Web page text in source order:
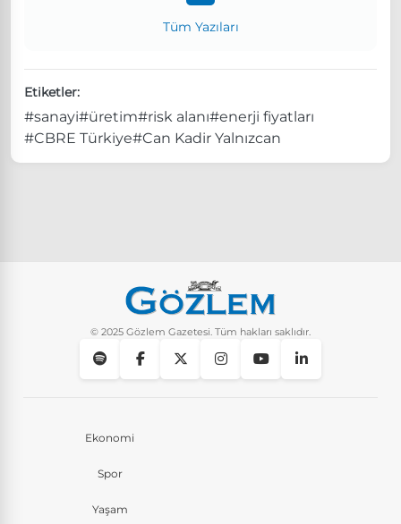
Tüm Yazıları
Etiketler:
#sanayi#üretim#risk alanı#enerji fiyatları
#CBRE Türkiye#Can Kadir Yalnızcan
© 2025 Gözlem Gazetesi. Tüm hakları saklıdır.
Ekonomi
Spor
Yaşam